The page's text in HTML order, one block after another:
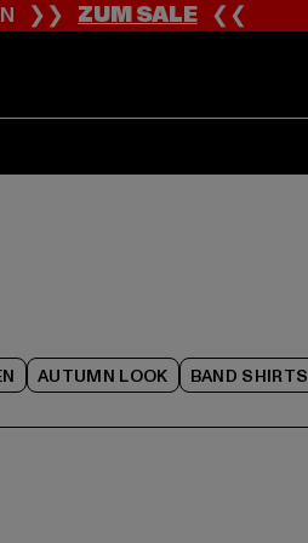
❯❯ZUM SALE❮❮
AUTUMN LOOK BAND SHIRTS